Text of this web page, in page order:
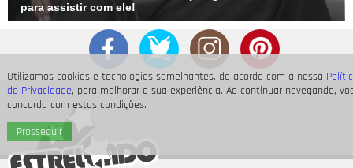
Utilizamos cookies e tecnologias semelhantes, de acordo com a nossa
de Privacidade, para melhorar a sua experiência. Ao continuar navegando,
concorda com estas condições.
Prosseguir
para assistir com ele!